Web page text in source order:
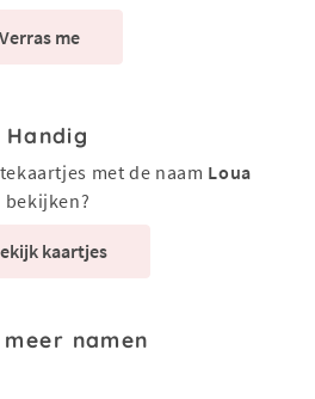
Verras me
Handig
met de naam Loua
bekijken?
kaartjes
namen